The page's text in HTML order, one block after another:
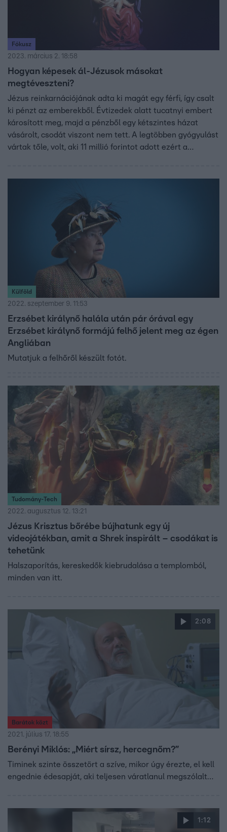
Fókusz
2023. március 2. 18:58
Hogyan képesek ál-Jézusok másokat
megtéveszteni?
Jézus reinkarnációjának adta ki magát egy férfi, így csalt
ki pénzt az emberekből. Évtizedek alatt tucatnyi embert
károsított meg, majd a pénzből egy kétszintes házat
vásárolt, csodát viszont nem tett. A legtöbben gyógyulást
vártak tőle, volt, aki 11 millió forintot adott ezért a
Külföld
2022. szeptember 9. 11:53
Erzsébet királynő halála után pár órával egy
Erzsébet királynő formájú felhő jelent meg az égen
Angliában
Mutatjuk a felhőről készült fotót.
Tudomány-Tech
2022. augusztus 12. 13:21
Jézus Krisztus bőrébe bújhatunk egy új
videojátékban, amit a Shrek inspirált – csodákat is
tehetünk
Halszaporítás, kereskedők kiebrudalása a templomból,
minden van itt.
2:08
Barátok közt
2021. július 17. 18:55
Berényi Miklós: „Miért sírsz, hercegnőm?”
Timinek szinte összetört a szíve, mikor úgy érezte, el kell
engednie édesapját, aki teljesen váratlanul megszólalt…
1:12